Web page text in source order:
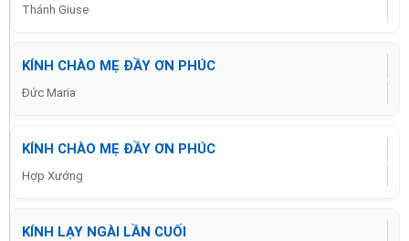
Thánh Giuse
KÍNH CHÀO MẸ ĐẦY ƠN PHÚC
Đức Maria
KÍNH CHÀO MẸ ĐẦY ƠN PHÚC
Hợp Xướng
KÍNH LẠY NGÀI LẦN CUỐI